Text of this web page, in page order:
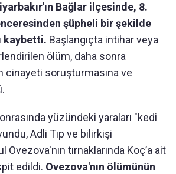
Bağlar ilçesinde, 8.
şüpheli bir şekilde
kaybetti. Başlangıçta intihar veya
ölüm, daha sonra
cinayeti soruşturmasına ve
yüzündeki yaraları "kedi
Adli Tıp ve bilirkişi
Ovezova'nın tırnaklarında Koç’a ait
edildi. Ovezova'nın ölümünün